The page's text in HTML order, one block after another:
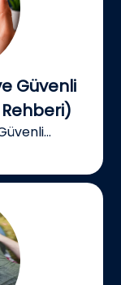
Güvenli